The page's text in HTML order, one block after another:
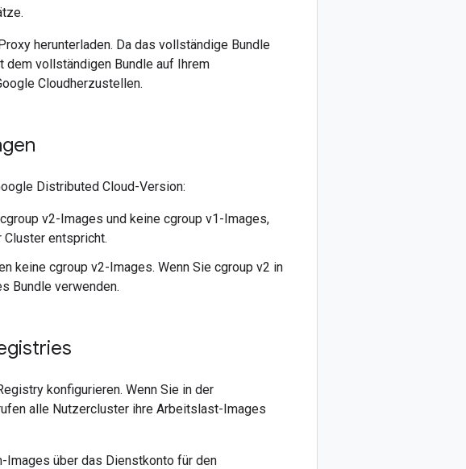
herunterladen. Da das vollständige Bundle
dem vollständigen Bundle auf Ihrem
Cloudherzustellen.
Distributed Cloud-Version:
v2-Images und keine cgroup v1-Images,
entspricht.
keine cgroup v2-Images. Wenn Sie cgroup v2 in
Bundle verwenden.
konfigurieren. Wenn Sie in der
alle Nutzercluster ihre Arbeitslast-Images
Images über das Dienstkonto für den